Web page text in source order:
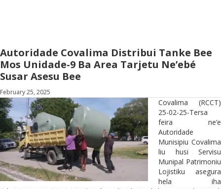
Autoridade Covalima Distribui Tanke Bee
Mos Unidade-9 Ba Area Tarjetu Ne’ebé
Susar Asesu Bee
February 25, 2025
Covalima (RCCT)
25-02-25-Tersa
feira ne’e
Autoridade
Munisipiu Covalima
liu husi Servisu
Munipal Patrimoniu
Lojistiku asegura
hela iha